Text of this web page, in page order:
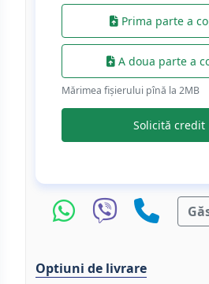
Prima parte a
A doua parte a
Mărimea fișierului pînă la 2МB
Solicită credit
Optiuni de livrare